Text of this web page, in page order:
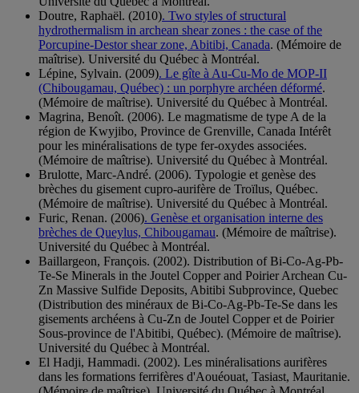
Doutre, Raphaël. (2010). Two styles of structural
hydrothermalism in archean shear zones : the case of the
Porcupine-Destor shear zone, Abitibi, Canada. (Mémoire de
maîtrise). Université du Québec à Montréal.
Lépine, Sylvain. (2009). Le gîte à Au-Cu-Mo de MOP-II
(Chibougamau, Québec) : un porphyre archéen déformé.
(Mémoire de maîtrise). Université du Québec à Montréal.
Magrina, Benoît. (2006). Le magmatisme de type A de la
région de Kwyjibo, Province de Grenville, Canada Intérêt
pour les minéralisations de type fer-oxydes associées.
(Mémoire de maîtrise). Université du Québec à Montréal.
Brulotte, Marc-André. (2006). Typologie et genèse des
brèches du gisement cupro-aurifère de Troïlus, Québec.
(Mémoire de maîtrise). Université du Québec à Montréal.
Furic, Renan. (2006). Genèse et organisation interne des
brèches de Queylus, Chibougamau. (Mémoire de maîtrise).
Université du Québec à Montréal.
Baillargeon, François. (2002). Distribution of Bi-Co-Ag-Pb-
Te-Se Minerals in the Joutel Copper and Poirier Archean Cu-
Zn Massive Sulfide Deposits, Abitibi Subprovince, Quebec
(Distribution des minéraux de Bi-Co-Ag-Pb-Te-Se dans les
gisements archéens à Cu-Zn de Joutel Copper et de Poirier
Sous-province de l'Abitibi, Québec). (Mémoire de maîtrise).
Université du Québec à Montréal.
El Hadji, Hammadi. (2002). Les minéralisations aurifères
dans les formations ferrifères d'Aouéouat, Tasiast, Mauritanie.